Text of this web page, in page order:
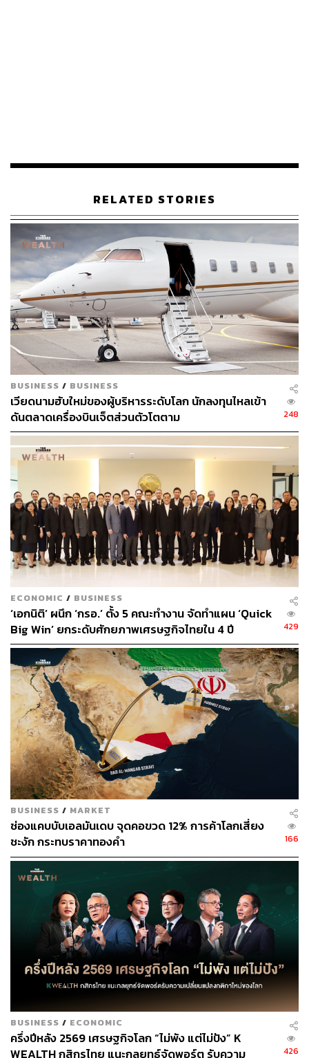
ในการทยอยเข้าซื้อสะสม มากกว่าการไล่ราคาซื้อในจังหวะ
ในฝั่งตลาดค่าเงิน เงินดอลลาร์อ่อนค่าลงเมื่อเทียบกับสกุลเงิน
หลัก ตามมุมมองของผู้เล่นในตลาดที่เชื่อว่า Fed จะชะลอ
การเร่งขึ้นดอกเบี้ย หลังเงินเฟ้อล่าสุดได้ชะลอตัวลงต่อเนื่อง
ล่าสุดดัชนีเงินดอลลาร์ (DXY) ปรับตัวลดลงสู่ระดับ 102.3 จุด
ส่วนบรรดาสกุลเงินหลักต่างก็ปรับตัวแข็งค่าขึ้น เช่น เงินยูโร
(EUR) แข็งค่าขึ้นแตะระดับ 1.086 ดอลลาร์ต่อยูโร เงินเยน
ญี่ปุ่น (JPY) แข็งค่าขึ้นสู่ระดับ 129 เยนต่อดอลลาร์
นอกจากนี้การปรับตัวลงของทั้งเงินดอลลาร์และบอนด์ยีลด์
10 ปีสหรัฐฯ ได้ช่วยให้ราคาทองคำ (สัญญาทองคำตลาด
COMEX ส่งมอบเดือนกุมภาพันธ์) สามารถปรับตัวขึ้นทดสอบ
โซนแนวต้านแถว 1,900 ดอลลาร์ต่อออนซ์ได้ ขณะที่โฟลว
ธุรกรรมขายทำกำไรทองคำก็เป็นอีกปัจจัยที่ช่วยหนุนให้เงิน
บาทแข็งค่าขึ้น
พูน พานิชพิบูลย์ นักกลยุทธ์ตลาดเงินตลาดทุน Krungthai
GLOBAL MARKETS ธนาคารกรุงไทย ประเมินว่า วันนี้ผู้เล่น
ในตลาดจะรอประเมินแนวโน้มเศรษฐกิจสหรัฐฯ ผ่านรายงาน
ดัชนีความเชื่อมั่นผู้บริโภคโดยมหาวิทยาลัยมิชิแกน ซึ่งหนึ่ง
ในข้อมูลที่น่าสนใจคือ รายงานคาดการณ์อัตราเงินเฟ้อใน
ระยะสั้นและระยะยาว (Inflation Expectations) โดยหากคาด
การณ์เงินเฟ้อของผู้บริโภคทั้งในระยะสั้นและระยะยาวต่าง
ปรับตัวลดลงต่อเนื่อง ก็อาจทำให้ผู้เล่นในตลาดต่างมั่นใจใน
มุมมองที่เชื่อว่าเงินเฟ้อสหรัฐฯ จะชะลอตัวลงได้จริง และจะ
ทำให้ Fed ชะลอการเร่งขึ้นดอกเบี้ย
พูนระบุว่า การแข็งค่าของเงินบาทในช่วงที่ผ่านมานั้นมาจาก
ปัจจัยหลักทั้งการอ่อนค่าลงของเงินดอลลาร์ รวมถึงโฟลว
ธุรกรรมขายทำกำไรทองคำ สำหรับวันนี้ในภาวะตลาดเปิด
รับความเสี่ยง คาดว่าเงินบาทก็มีโอกาสแข็งค่าขึ้นต่อได้บ้าง
โดยมีโอกาสที่ค่าเงินบาทอาจแข็งค่าขึ้นทดสอบโซนแนวรับ
สำคัญ 33 บาทต่อดอลลาร์ แต่เงินบาทอาจไม่ได้แข็งค่าขึ้น
แรงจนหลุดแนวรับสำคัญ เนื่องจากเริ่มเห็นสัญญาณการขาย
ทำกำไรสถานะ Short USDTHB ของผู้เล่นต่างชาติมากขึ้น
นอกจากนี้ยังประเมินว่า บรรดาผู้ส่งออกอาจไม่ได้รีบเข้ามา
ขายเงินดอลลาร์ เพราะส่วนใหญ่อาจรอจังหวะให้เงินบาท
อ่อนค่าลงบ้าง อาทิ อ่อนค่าใกล้โซน 33.50 บาทต่อดอลลาร์
จึงยังมองกรอบเงินบาทวันนี้อยู่ที่ระดับ 33.00-33.30 บาทต่อ
ดอลลาร์
สามารถติดตาม THE STANDARD WEALTH
ผ่านแอปพลิเคชันต่างๆ ที่คุณสะดวกหรือใช้งานอยู่แล้วได้เลย
TAGS: การลงทุน
เงินบาทแข็งค่า
ธนาคารกลางสหรัฐฯ (Fed)
ตลาดหุ้นยุโรป
พูน พานิชพิบูลย์
เงินบาท
เงินเฟ้อสหรัฐฯ
RELATED STORIES
BUSINESS / BUSINESS
เวียดนามฮับใหม่ของผู้บริหารระดับโลก นักลงทุนไหลเข้า
ดันตลาดเครื่องบินเจ็ตส่วนตัวโตตาม
248
ECONOMIC / BUSINESS
‘เอกนิติ’ ผนึก ‘กรอ.’ ตั้ง 5 คณะทำงาน จัดทำแผน ‘Quick
Big Win’ ยกระดับศักยภาพเศรษฐกิจไทยใน 4 ปี
429
BUSINESS / MARKET
ช่องแคบบับเอลมันเดบ จุดคอขวด 12% การค้าโลกเสี่ยง
ชะงัก กระทบราคาทองคำ
166
BUSINESS / ECONOMIC
ครึ่งปีหลัง 2569 เศรษฐกิจโลก “ไม่พัง แต่ไม่ปัง” K
WEALTH กสิกรไทย แนะกลยุทธ์จัดพอร์ต รับความ
426